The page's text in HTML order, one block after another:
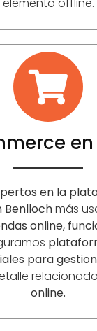
elemento offline.
en la
Benllochmás
online,
para
online.